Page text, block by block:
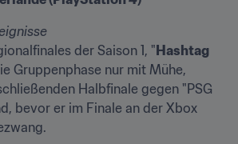
der Saison 1, " Hashtag
Gruppenphase nur mit Mühe,
Halbfinale gegen "PSG
bevor er im Finale an der Xbox